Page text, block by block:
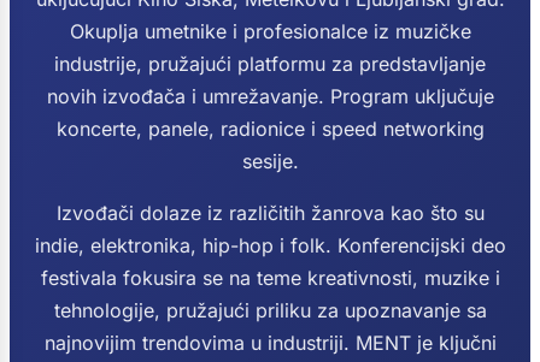
Okuplja umetnike i profesionalce iz muzičke
industrije, pružajući platformu za predstavljanje
novih izvođača i umrežavanje. Program uključuje
koncerte, panele, radionice i speed networking
sesije.
Izvođači dolaze iz različitih žanrova kao što su
indie, elektronika, hip-hop i folk. Konferencijski deo
festivala fokusira se na teme kreativnosti, muzike i
tehnologije, pružajući priliku za upoznavanje sa
najnovijim trendovima u industriji. MENT je ključni